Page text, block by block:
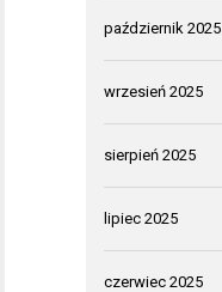
październik 2025
wrzesień 2025
sierpień 2025
lipiec 2025
czerwiec 2025